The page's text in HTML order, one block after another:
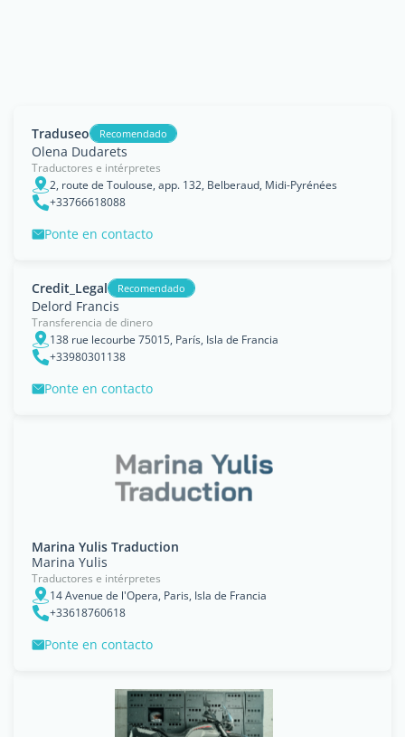
Traduseo Recomendado
Olena Dudarets
Traductores e intérpretes
2, route de Toulouse, app. 132, Belberaud, Midi-Pyrénées
+33766618088
Ponte en contacto
Credit_Legal Recomendado
Delord Francis
Transferencia de dinero
138 rue lecourbe 75015, París, Isla de Francia
+33980301138
Ponte en contacto
Marina Yulis Traduction
Marina Yulis
Traductores e intérpretes
14 Avenue de l'Opera, Paris, Isla de Francia
+33618760618
Ponte en contacto